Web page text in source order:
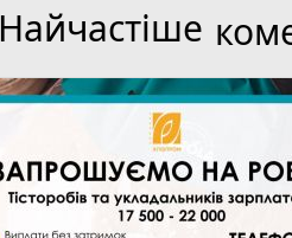
Найчастіше